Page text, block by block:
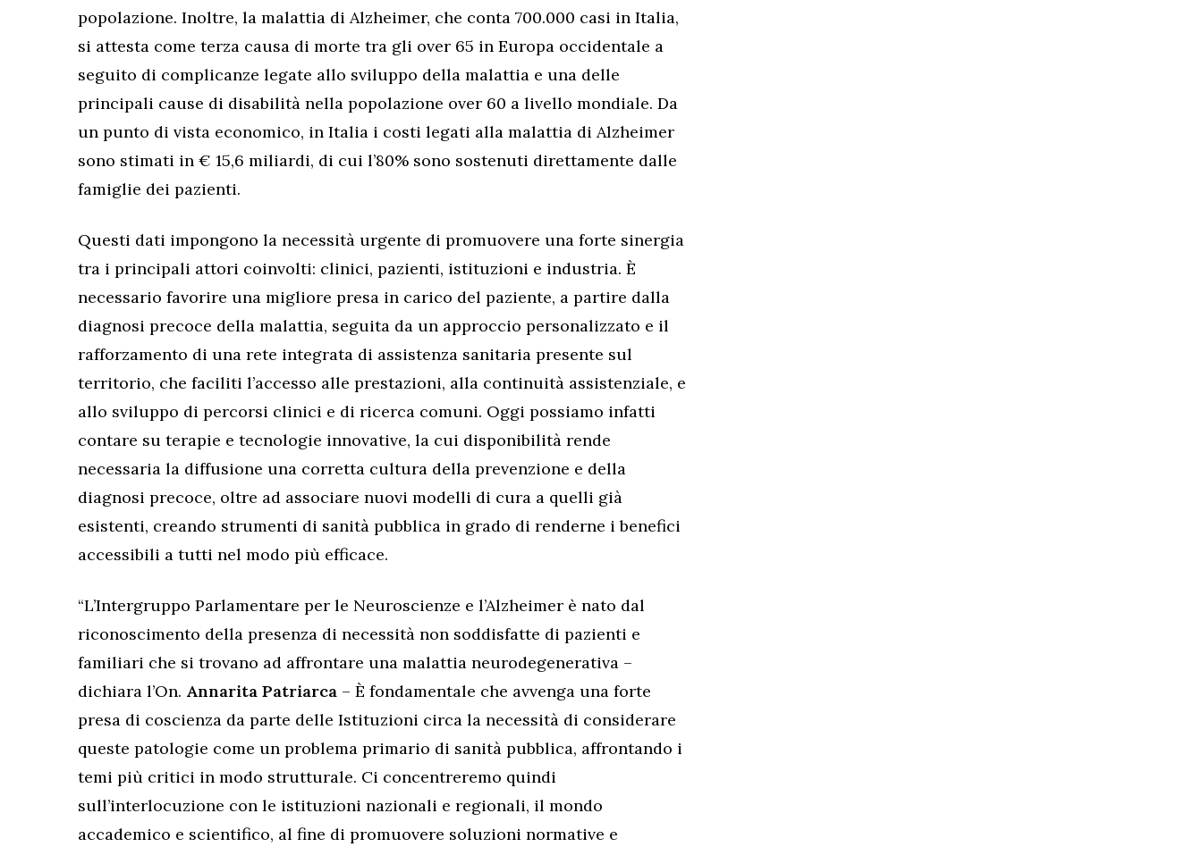
popolazione. Inoltre, la malattia di Alzheimer, che conta 700.000 casi in Italia,
si attesta come terza causa di morte tra gli over 65 in Europa occidentale a
seguito di complicanze legate allo sviluppo della malattia e una delle
principali cause di disabilità nella popolazione over 60 a livello mondiale. Da
un punto di vista economico, in Italia i costi legati alla malattia di Alzheimer
sono stimati in € 15,6 miliardi, di cui l’80% sono sostenuti direttamente dalle
famiglie dei pazienti.
Questi dati impongono la necessità urgente di promuovere una forte sinergia
tra i principali attori coinvolti: clinici, pazienti, istituzioni e industria. È
necessario favorire una migliore presa in carico del paziente, a partire dalla
diagnosi precoce della malattia, seguita da un approccio personalizzato e il
rafforzamento di una rete integrata di assistenza sanitaria presente sul
territorio, che faciliti l’accesso alle prestazioni, alla continuità assistenziale, e
allo sviluppo di percorsi clinici e di ricerca comuni. Oggi possiamo infatti
contare su terapie e tecnologie innovative, la cui disponibilità rende
necessaria la diffusione una corretta cultura della prevenzione e della
diagnosi precoce, oltre ad associare nuovi modelli di cura a quelli già
esistenti, creando strumenti di sanità pubblica in grado di renderne i benefici
accessibili a tutti nel modo più efficace.
“L’Intergruppo Parlamentare per le Neuroscienze e l’Alzheimer è nato dal
riconoscimento della presenza di necessità non soddisfatte di pazienti e
familiari che si trovano ad affrontare una malattia neurodegenerativa –
dichiara l’On. Annarita Patriarca – È fondamentale che avvenga una forte
presa di coscienza da parte delle Istituzioni circa la necessità di considerare
queste patologie come un problema primario di sanità pubblica, affrontando i
temi più critici in modo strutturale. Ci concentreremo quindi
sull’interlocuzione con le istituzioni nazionali e regionali, il mondo
accademico e scientifico, al fine di promuovere soluzioni normative e